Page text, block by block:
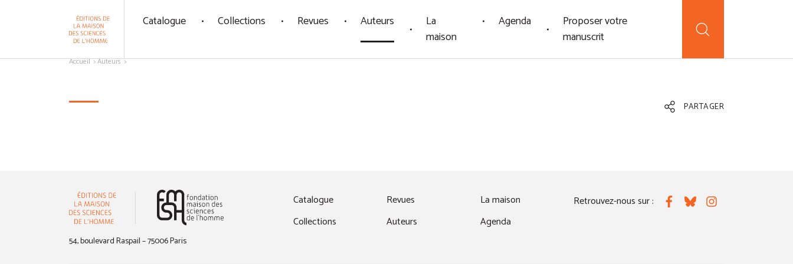
Catalogue Collections Revues Auteurs
La
maison
Agenda
Proposer votre
manuscrit
Accueil Auteurs
PARTAGER
54, boulevard Raspail – 75006 Paris
Catalogue
Collections
Revues
Auteurs
La maison
Agenda
Retrouvez-nous sur : FacebookBlueskyInstagram